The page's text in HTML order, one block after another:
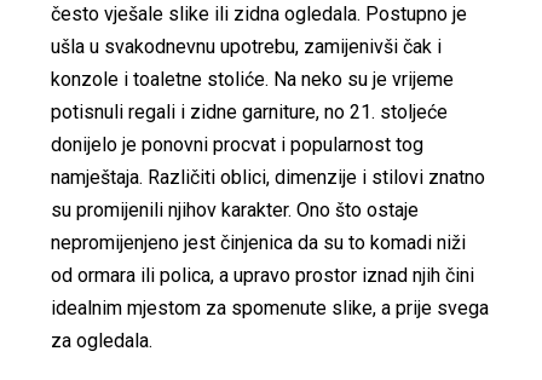
često vješale slike ili zidna ogledala. Postupno je
ušla u svakodnevnu upotrebu, zamijenivši čak i
konzole i toaletne stoliće. Na neko su je vrijeme
potisnuli regali i zidne garniture, no 21. stoljeće
donijelo je ponovni procvat i popularnost tog
namještaja. Različiti oblici, dimenzije i stilovi znatno
su promijenili njihov karakter. Ono što ostaje
nepromijenjeno jest činjenica da su to komadi niži
od ormara ili polica, a upravo prostor iznad njih čini
idealnim mjestom za spomenute slike, a prije svega
za ogledala.